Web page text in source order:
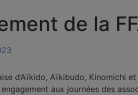
de la
d’Aïkido, Aïkibudo, Kinomichi
aux journées des